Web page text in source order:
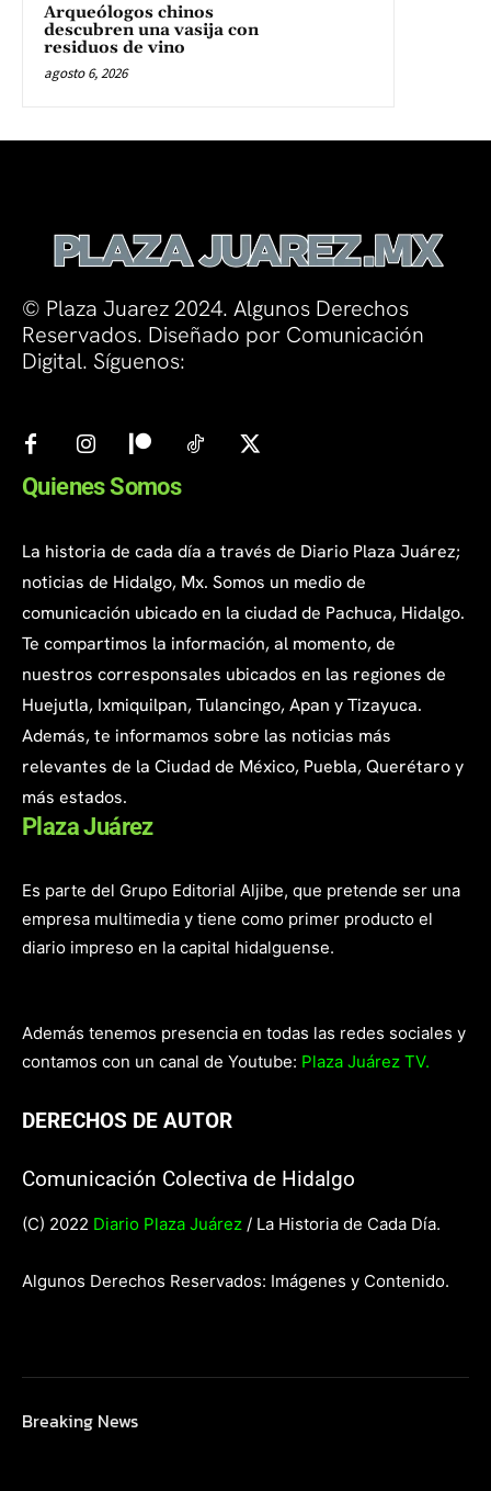
Arqueólogos chinos
descubren una vasija con
residuos de vino
agosto 6, 2026
© Plaza Juarez 2024. Algunos Derechos
Reservados. Diseñado por Comunicación
Digital. Síguenos:
Quienes Somos
La historia de cada día a través de Diario Plaza Juárez;
noticias de Hidalgo, Mx. Somos un medio de
comunicación ubicado en la ciudad de Pachuca, Hidalgo.
Te compartimos la información, al momento, de
nuestros corresponsales ubicados en las regiones de
Huejutla, Ixmiquilpan, Tulancingo, Apan y Tizayuca.
Además, te informamos sobre las noticias más
relevantes de la Ciudad de México, Puebla, Querétaro y
más estados.
Plaza Juárez
Es parte del Grupo Editorial Aljibe, que pretende ser una
empresa multimedia y tiene como primer producto el
diario impreso en la capital hidalguense.
Además tenemos presencia en todas las redes sociales y
contamos con un canal de Youtube: Plaza Juárez TV.
DERECHOS DE AUTOR
Comunicación Colectiva de Hidalgo
(C) 2022 Diario Plaza Juárez / La Historia de Cada Día.
Algunos Derechos Reservados: Imágenes y Contenido.
Breaking News